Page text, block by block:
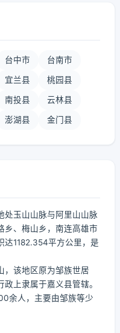
台中市 台南市
宜兰县 桃园县
南投县 云林县
澎湖县 金门县
处玉山山脉与阿里山山脉
乡、梅山乡，南连高雄市
达1182.354平方公里，是
该地区原为邹族世居
上隶属于嘉义县管辖。
余人，主要由邹族等少